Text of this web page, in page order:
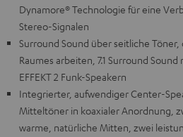
Dynamore® Technologie für eine
Stereo-Signalen
Surround Sound über seitliche
Raumes arbeiten, 7.1 Surround
EFFEKT 2 Funk-Speakern
Integrierter, aufwendiger Center-
Mitteltöner in koaxialer Anordnung,
warme, natürliche Mitten, zwei